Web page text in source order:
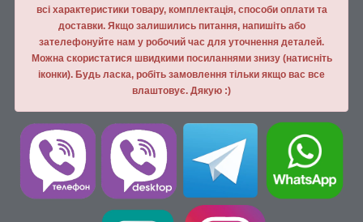
всі характеристики товару, комплектація, способи оплати та
доставки. Якщо залишились питання, напишiть або
зателефонуйте нам у робочий час для уточнення деталей.
Можна скористатися швидкими посиланнями знизу (натисніть
іконки). Будь ласка, робiть замовлення тiльки якщо вас все
влаштовує. Дякую :)